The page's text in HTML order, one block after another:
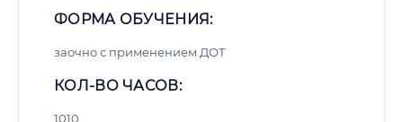
ФОРМА ОБУЧЕНИЯ:
заочно с применением ДОТ
КОЛ-ВО ЧАСОВ:
1010